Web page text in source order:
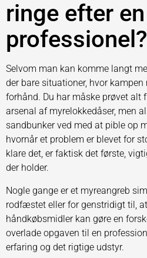
ringe efter en
professionel?
Selvom man kan komme langt
der bare situationer, hvor
forhånd. Du har måske prøvet alt
arsenal af myrelokkedåser, men
sandbunker ved med at pible op
hvornår et problem er blevet for
klare det, er faktisk det første,
der holder.
Nogle gange er et myreangreb
rodfæstet eller for genstridigt til,
håndkøbsmidler kan gøre en
overlade opgaven til en
erfaring og det rigtige udstyr.